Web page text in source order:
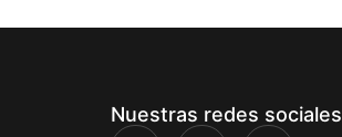
Nuestras redes sociales